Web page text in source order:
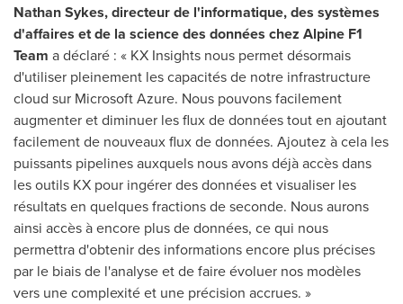
Nathan Sykes, directeur de l'informatique, des systèmes
d'affaires et de la science des données chez Alpine F1
Team a déclaré : « KX Insights nous permet désormais
d'utiliser pleinement les capacités de notre infrastructure
cloud sur Microsoft Azure. Nous pouvons facilement
augmenter et diminuer les flux de données tout en ajoutant
facilement de nouveaux flux de données. Ajoutez à cela les
puissants pipelines auxquels nous avons déjà accès dans
les outils KX pour ingérer des données et visualiser les
résultats en quelques fractions de seconde. Nous aurons
ainsi accès à encore plus de données, ce qui nous
permettra d'obtenir des informations encore plus précises
par le biais de l'analyse et de faire évoluer nos modèles
vers une complexité et une précision accrues. »